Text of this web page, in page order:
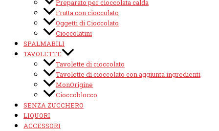
Preparato per cioccolata calda
Frutta con cioccolato
Oggetti di Cioccolato
Cioccolatini
SPALMABILI
TAVOLETTE
Tavolette di cioccolato
Tavolette di cioccolato con aggiunta ingredienti
MonOrigine
Cioccoblocco
SENZA ZUCCHERO
LIQUORI
ACCESSORI